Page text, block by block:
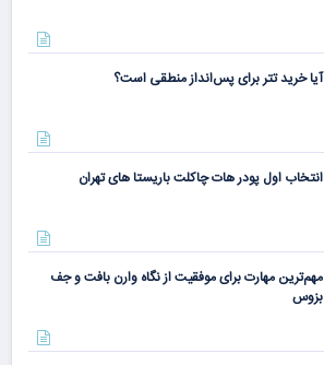
آیا خرید تتر برای پس‌انداز منطقی است؟
انتخاب اول پودر هات چاکلت باریستا های تهران
مهم‌ترین مهارت برای موفقیت از نگاه وارن بافت و جف
بزوس